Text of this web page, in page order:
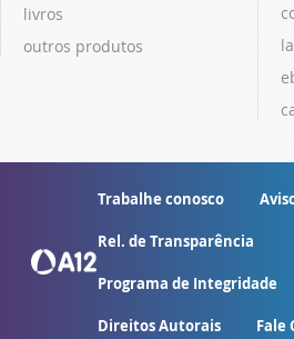
livros
outros produtos
Trabalhe conosco
Rel. de Transparência
Programa de Integridade
Direitos Autorais Fale